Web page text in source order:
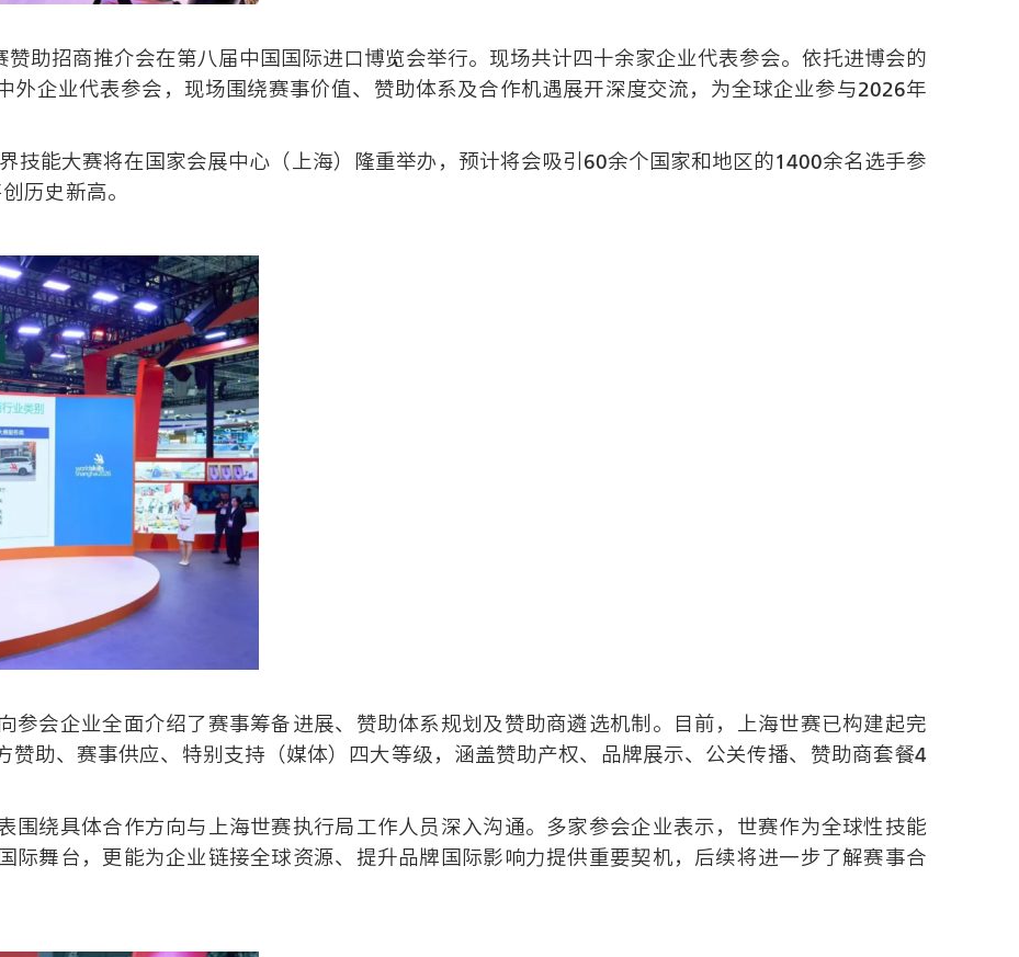
助招商推介会在第八届中国国际进口博览会举行。现场共计四十余家企业代表参会。依托进博会的
外企业代表参会，现场围绕赛事价值、赞助体系及合作机遇展开深度交流，为全球企业参与2026年
技能大赛将在国家会展中心（上海）隆重举办，预计将会吸引60余个国家和地区的1400余名选手参
历史新高。
参会企业全面介绍了赛事筹备进展、赞助体系规划及赞助商遴选机制。目前，上海世赛已构建起完
赞助、赛事供应、特别支持（媒体）四大等级，涵盖赞助产权、品牌展示、公关传播、赞助商套餐4
围绕具体合作方向与上海世赛执行局工作人员深入沟通。多家参会企业表示，世赛作为全球性技能
际舞台，更能为企业链接全球资源、提升品牌国际影响力提供重要契机，后续将进一步了解赛事合